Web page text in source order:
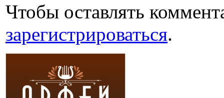
Чтобы оставлять
зарегистрироваться.